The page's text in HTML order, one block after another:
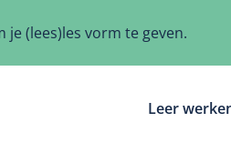
je (lees)les vorm te geven.
Leer